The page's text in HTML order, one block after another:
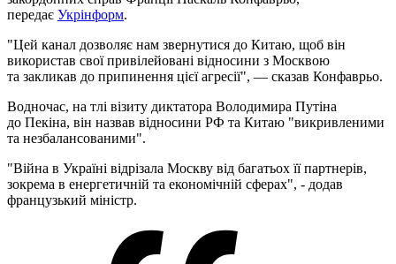
передає Укрінформ.
"Цей канал дозволяє нам звернутися до Китаю, щоб він
використав свої привілейовані відносини з Москвою
та закликав до припинення цієї агресії", — сказав Конфаврьо.
Водночас, на тлі візиту диктатора Володимира Путіна
до Пекіна, він назвав відносини РФ та Китаю "викривленими
та незбалансованими".
"Війна в Україні відрізала Москву від багатьох її партнерів,
зокрема в енергетичній та економічній сферах", - додав
французький міністр.